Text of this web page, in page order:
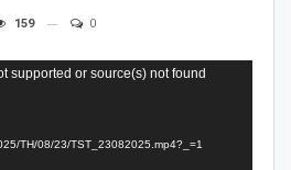
159 0
supported or source(s) not found
TH/08/23/TST_23082025.mp4?_=1